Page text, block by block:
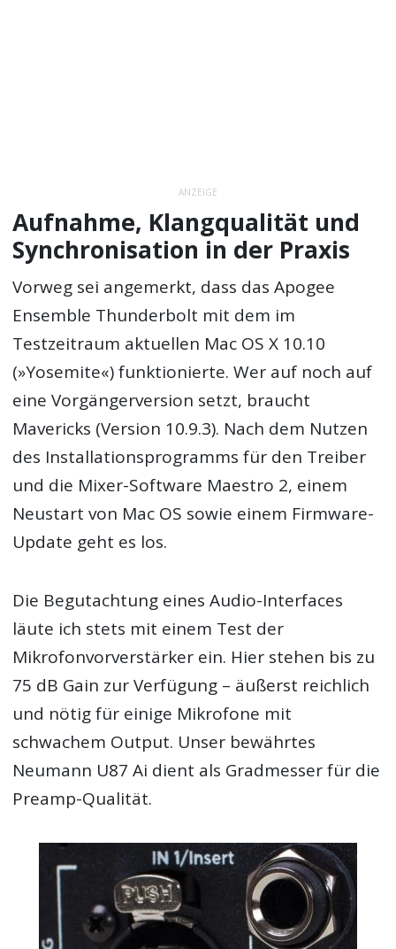
ANZEIGE
Aufnahme, Klangqualität und
Synchronisation in der Praxis
Vorweg sei angemerkt, dass das Apogee
Ensemble Thunderbolt mit dem im
Testzeitraum aktuellen Mac OS X 10.10
(»Yosemite«) funktionierte. Wer auf noch auf
eine Vorgängerversion setzt, braucht
Mavericks (Version 10.9.3). Nach dem Nutzen
des Installationsprogramms für den Treiber
und die Mixer-Software Maestro 2, einem
Neustart von Mac OS sowie einem Firmware-
Update geht es los.
Die Begutachtung eines Audio-Interfaces
läute ich stets mit einem Test der
Mikrofonvorverstärker ein. Hier stehen bis zu
75 dB Gain zur Verfügung – äußerst reichlich
und nötig für einige Mikrofone mit
schwachem Output. Unser bewährtes
Neumann U87 Ai dient als Gradmesser für die
Preamp-Qualität.